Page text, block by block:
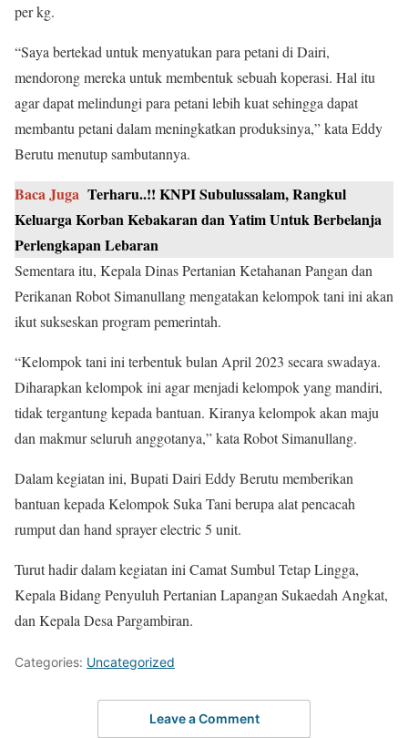
per kg.
“Saya bertekad untuk menyatukan para petani di Dairi,
mendorong mereka untuk membentuk sebuah koperasi. Hal itu
agar dapat melindungi para petani lebih kuat sehingga dapat
membantu petani dalam meningkatkan produksinya,” kata Eddy
Berutu menutup sambutannya.
Baca Juga Terharu..!! KNPI Subulussalam, Rangkul
Keluarga Korban Kebakaran dan Yatim Untuk Berbelanja
Perlengkapan Lebaran
Sementara itu, Kepala Dinas Pertanian Ketahanan Pangan dan
Perikanan Robot Simanullang mengatakan kelompok tani ini akan
ikut sukseskan program pemerintah.
“Kelompok tani ini terbentuk bulan April 2023 secara swadaya.
Diharapkan kelompok ini agar menjadi kelompok yang mandiri,
tidak tergantung kepada bantuan. Kiranya kelompok akan maju
dan makmur seluruh anggotanya,” kata Robot Simanullang.
Dalam kegiatan ini, Bupati Dairi Eddy Berutu memberikan
bantuan kepada Kelompok Suka Tani berupa alat pencacah
rumput dan hand sprayer electric 5 unit.
Turut hadir dalam kegiatan ini Camat Sumbul Tetap Lingga,
Kepala Bidang Penyuluh Pertanian Lapangan Sukaedah Angkat,
dan Kepala Desa Pargambiran.
Categories: Uncategorized
Leave a Comment